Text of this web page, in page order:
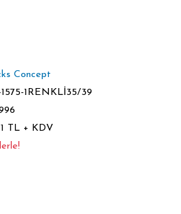
Concept
1575-1RENKLİ35/39
TL + KDV